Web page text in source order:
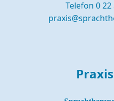
Telefon 0 22